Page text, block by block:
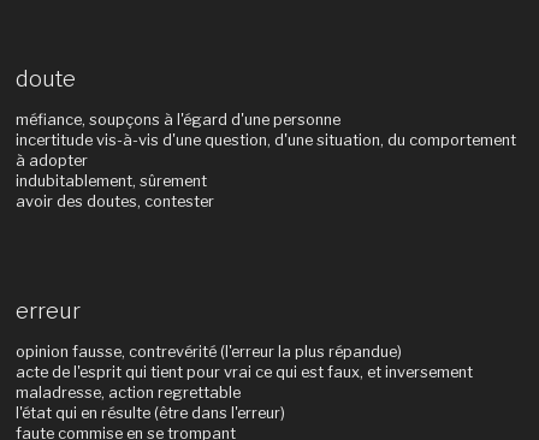
doute
méfiance, soupçons à l'égard d'une personne
incertitude vis-à-vis d'une question, d'une situation, du comportement
à adopter
indubitablement, sûrement
avoir des doutes, contester
erreur
opinion fausse, contrevérité (l'erreur la plus répandue)
acte de l'esprit qui tient pour vrai ce qui est faux, et inversement
maladresse, action regrettable
l'état qui en résulte (être dans l'erreur)
faute commise en se trompant